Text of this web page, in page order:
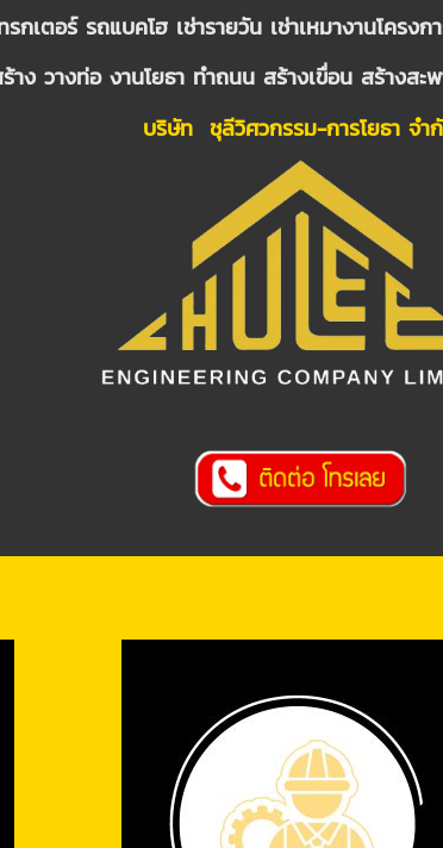
กเตอร์ รถแบคโฮ เช่ารายวัน เช่าเหมางานโครงก
าง วางท่อ งานโยธา ทำถนน สร้างเขื่อน สร้างส
บริษัท ชุลีวิศวกรรม-การโยธา จำ